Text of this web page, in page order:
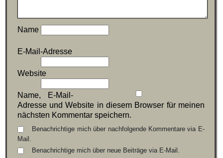
Name
E-Mail-Adresse
Website
Name, E-Mail-
Adresse und Website in diesem Browser für meinen
nächsten Kommentar speichern.
Benachrichtige mich über nachfolgende Kommentare via E-
Mail.
Benachrichtige mich über neue Beiträge via E-Mail.